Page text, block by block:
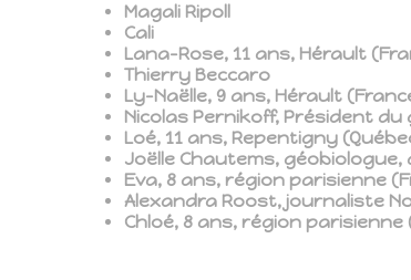
Magali Ripoll
Cali
Lana-Rose, 11 ans, Hérault
Thierry Beccaro
Ly-Naëlle, 9 ans, Hérault
Nicolas Pernikoff, Président du
Loé, 11 ans, Repentigny
Joëlle Chautems,
Eva, 8 ans, région parisienne
Alexandra Roost, journaliste
Chloé, 8 ans, région parisienne